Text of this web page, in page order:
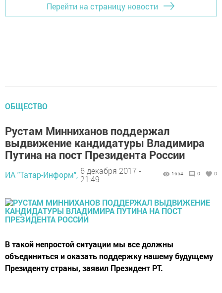
Перейти на страницу новости
ОБЩЕСТВО
Рустам Минниханов поддержал
выдвижение кандидатуры Владимира
Путина на пост Президента России
ИА "Татар-Информ", 6 декабря 2017 -
21:49
1654 0 0
В такой непростой ситуации мы все должны
объединиться и оказать поддержку нашему будущему
Президенту страны, заявил Президент РТ.